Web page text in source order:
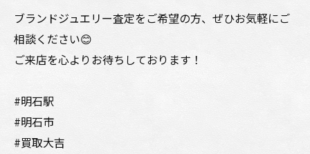
ブランドジュエリー査定をご希望の方、ぜひお気軽にご
相談ください😊
ご来店を心よりお待ちしております！
#明石駅
#明石市
#買取大吉